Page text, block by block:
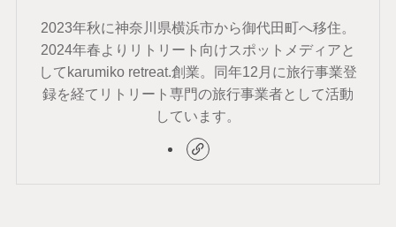
2023年秋に神奈川県横浜市から御代田町へ移住。
2024年春よりリトリート向けスポットメディアと
してkarumiko retreat.創業。同年12月に旅行事業登
録を経てリトリート専門の旅行事業者として活動
しています。